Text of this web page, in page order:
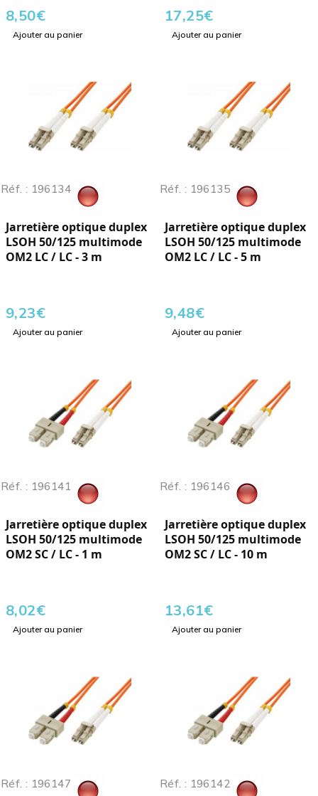
8,50€
Ajouter au panier
17,25€
Ajouter au panier
Réf. : 196134
Jarretière optique duplex
LSOH 50/125 multimode
OM2 LC / LC - 3 m
9,23€
Ajouter au panier
Réf. : 196135
Jarretière optique duplex
LSOH 50/125 multimode
OM2 LC / LC - 5 m
9,48€
Ajouter au panier
Réf. : 196141
Jarretière optique duplex
LSOH 50/125 multimode
OM2 SC / LC - 1 m
8,02€
Ajouter au panier
Réf. : 196146
Jarretière optique duplex
LSOH 50/125 multimode
OM2 SC / LC - 10 m
13,61€
Ajouter au panier
Réf. : 196147 Réf. : 196142